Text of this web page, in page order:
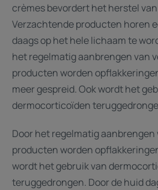
crèmes bevordert het herstel
Verzachtende producten horen
daags op het hele lichaam te
het regelmatig aanbrengen van
producten worden
meer gespreid. Ook wordt het
dermocorticoïden
Door het regelmatig
producten worden
wordt het gebruik van
teruggedrongen. Door de huid